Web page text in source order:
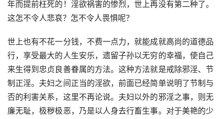
年而提前枉死的！淫欲祸害的惨烈，世上再没有第二种了。
这怎不令人悲哀？怎不令人畏惧呢？
世上也有不花一分钱，不费一点力，就能成就高尚的道德品
行，享受最大的人生安乐，遗留子孙以无穷的幸福，使自己
来生得到忠贞良善眷属的方法。这种方法就是戒除邪淫、节
制正淫。夫妇之间正当的淫欲，前面已经简单说明了节制与
否的利害关系，这里不再论说。夫妇以外的邪淫之事，则无
廉无耻，极秽极恶，乃是以人身去行畜生事。对于美艳的少